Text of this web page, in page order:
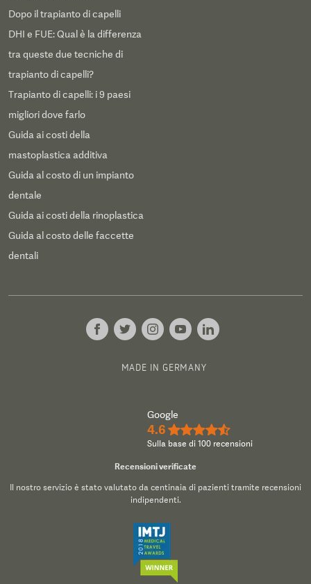
Dopo il trapianto di capelli
DHI e FUE: Qual è la differenza
tra queste due tecniche di
trapianto di capelli?
Trapianto di capelli: i 9 paesi
migliori dove farlo
Guida ai costi della
mastoplastica additiva
Guida al costo di un impianto
dentale
Guida ai costi della rinoplastica
Guida al costo delle faccette
dentali
MADE IN GERMANY
Google
4.6 ★★★★½
Sulla base di 100 recensioni
Recensioni verificate
Il nostro servizio è stato valutato da centinaia di pazienti tramite recensioni
indipendenti.